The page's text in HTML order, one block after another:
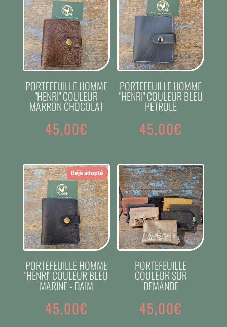
PORTEFEUILLE HOMME
"HENRI" COULEUR
MARRON CHOCOLAT
45,00€
PORTEFEUILLE HOMME
"HENRI" COULEUR BLEU
PETROLE
45,00€
Déjà adopté
PORTEFEUILLE HOMME
"HENRI" COULEUR BLEU
MARINE - DAIM
45,00€
PORTEFEUILLE
COULEUR SUR
DEMANDE
45,00€